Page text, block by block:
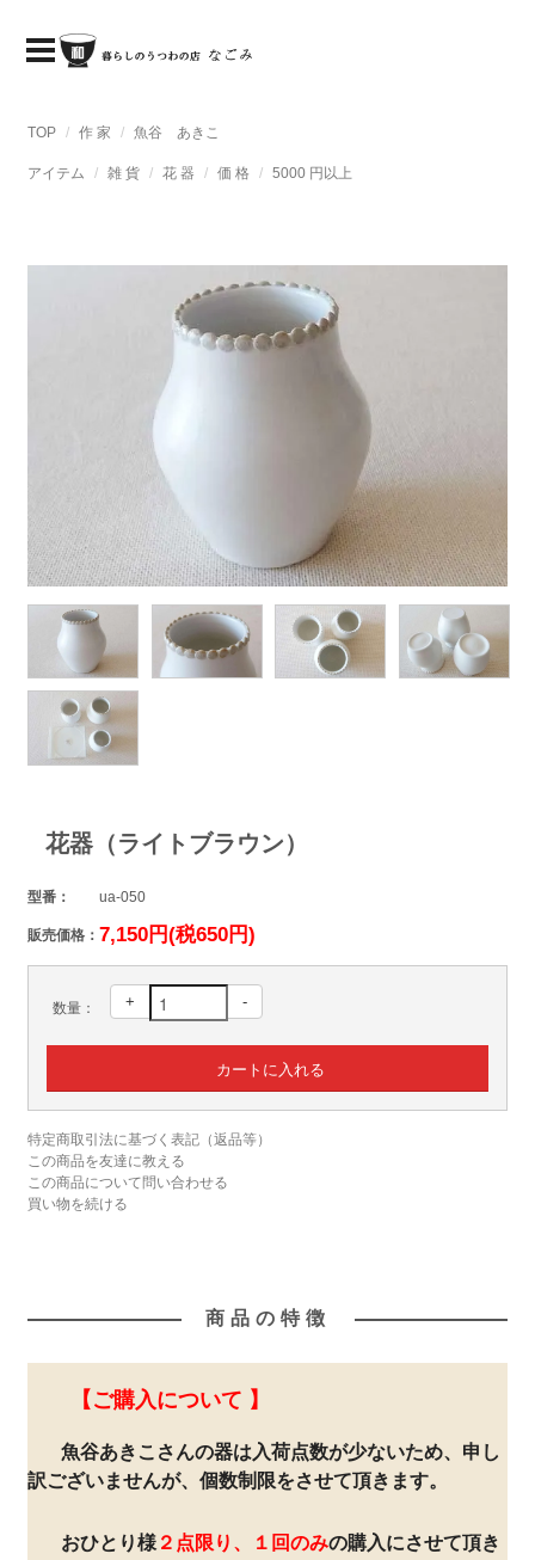
TOP 作 家 魚谷 あきこ
アイテム 雑 貨 花 器 価 格 5000 円以上
花器（ライトブラウン）
型番： ua-050
販売価格： 7,150円(税650円)
数量： + -
特定商取引法に基づく表記（返品等）
この商品を友達に教える
この商品について問い合わせる
買い物を続ける
商品の特徴
【ご購入について 】
魚谷あきこさんの器は入荷点数が少ないため、申し
訳ございませんが、個数制限をさせて頂きます。
おひとり様２点限り、１回のみの購入にさせて頂き